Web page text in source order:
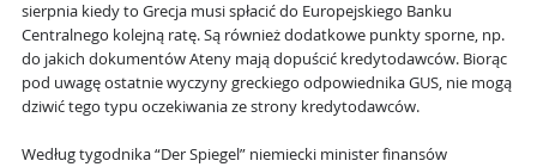
sierpnia kiedy to Grecja musi spłacić do Europejskiego Banku
Centralnego kolejną ratę. Są również dodatkowe punkty sporne, np.
do jakich dokumentów Ateny mają dopuścić kredytodawców. Biorąc
pod uwagę ostatnie wyczyny greckiego odpowiednika GUS, nie mogą
dziwić tego typu oczekiwania ze strony kredytodawców.
Według tygodnika “Der Spiegel” niemiecki minister finansów